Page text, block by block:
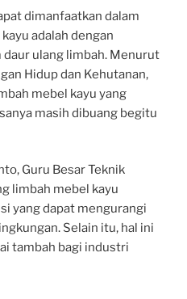
dimanfaatkan dalam
adalah dengan
ulang limbah. Menurut
Hidup dan Kehutanan,
mebel kayu yang
masih dibuang begitu
Guru Besar Teknik
limbah mebel kayu
yang dapat mengurangi
Selain itu, hal ini
tambah bagi industri